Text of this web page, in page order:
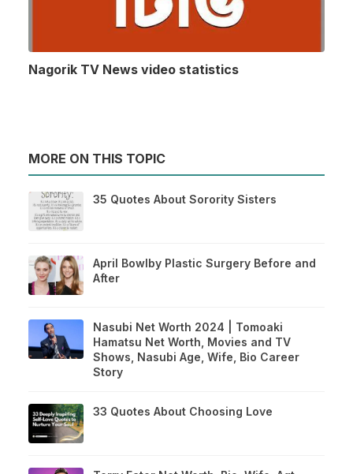
Nagorik TV News video statistics
MORE ON THIS TOPIC
35 Quotes About Sorority Sisters
April Bowlby Plastic Surgery Before and
After
Nasubi Net Worth 2024 | Tomoaki
Hamatsu Net Worth, Movies and TV
Shows, Nasubi Age, Wife, Bio Career
Story
33 Quotes About Choosing Love